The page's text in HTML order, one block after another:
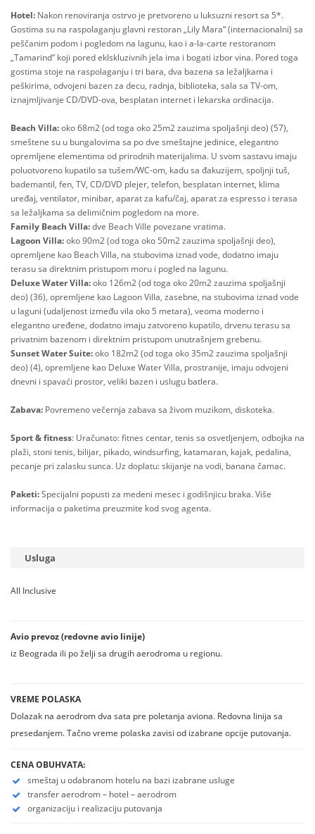
Hotel: Nakon renoviranja ostrvo je pretvoreno u luksuzni resort sa 5*.
Gostima su na raspolaganju glavni restoran „Lily Mara“ (internacionalni) sa
peščanim podom i pogledom na lagunu, kao i a-la-carte restoranom
„Tamarind“ koji pored eklskluzivnih jela ima i bogati izbor vina. Pored toga
gostima stoje na raspolaganju i tri bara, dva bazena sa ležaljkama i
peškirima, odvojeni bazen za decu, radnja, biblioteka, sala sa TV-om,
iznajmljivanje CD/DVD-ova, besplatan internet i lekarska ordinacija.
Beach Villa:oko 68m2 (od toga oko 25m2 zauzima spoljašnji deo) (57),
smeštene su u bungalovima sa po dve smeštajne jedinice, elegantno
opremljene elementima od prirodnih materijalima. U svom sastavu imaju
poluotvoreno kupatilo sa tušem/WC-om, kadu sa đakuzijem, spoljnji tuš,
bademantil, fen, TV, CD/DVD plejer, telefon, besplatan internet, klima
uređaj, ventilator, minibar, aparat za kafu/čaj, aparat za espresso i terasa
sa ležaljkama sa delimičnim pogledom na more.
Family Beach Villa:dve Beach Ville povezane vratima.
Lagoon Villa:oko 90m2 (od toga oko 50m2 zauzima spoljašnji deo),
opremljene kao Beach Villa, na stubovima iznad vode, dodatno imaju
terasu sa direktnim pristupom moru i pogled na lagunu.
Deluxe Water Villa:oko 126m2 (od toga oko 20m2 zauzima spoljašnji
deo) (36), opremljene kao Lagoon Villa, zasebne, na stubovima iznad vode
u laguni (udaljenost između vila oko 5 metara), veoma moderno i
elegantno uređene, dodatno imaju zatvoreno kupatilo, drvenu terasu sa
privatnim bazenom i direktnim pristupom unutrašnjem grebenu.
Sunset Water Suite:oko 182m2 (od toga oko 35m2 zauzima spoljašnji
deo) (4), opremljene kao Deluxe Water Villa, prostranije, imaju odvojeni
dnevni i spavaći prostor, veliki bazen i uslugu batlera.
Zabava: Povremeno večernja zabava sa živom muzikom, diskoteka.
Sport & fitness: Uračunato: fitnes centar, tenis sa osvetljenjem, odbojka na
plaži, stoni tenis, bilijar, pikado, windsurfing, katamaran, kajak, pedalina,
pecanje pri zalasku sunca. Uz doplatu: skijanje na vodi, banana čamac.
Paketi:Specijalni popusti za medeni mesec i godišnjicu braka. Više
informacija o paketima preuzmite kod svog agenta.
Usluga
All Inclusive
Avio prevoz (redovne avio linije)
iz Beograda ili po želji sa drugih aerodroma u regionu.
VREME POLASKA
Dolazak na aerodrom dva sata pre poletanja aviona. Redovna linija sa
presedanjem. Tačno vreme polaska zavisi od izabrane opcije putovanja.
CENA OBUHVATA:
smeštaj u odabranom hotelu na bazi izabrane usluge
transfer aerodrom – hotel – aerodrom
organizaciju i realizaciju putovanja